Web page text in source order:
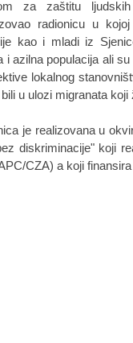
za zaštitu
radionicu u
kao i mladi iz
i azilna populacija ali
lokalnog
u ulozi migranata
je realizovana u
diskriminacije" koji
CZA) a koji